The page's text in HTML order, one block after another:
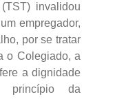
invalidou
empregador,
por se tratar
o Colegiado, a
a dignidade
da